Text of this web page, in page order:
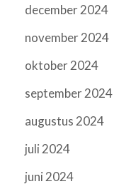
december 2024
november 2024
oktober 2024
september 2024
augustus 2024
juli 2024
juni 2024